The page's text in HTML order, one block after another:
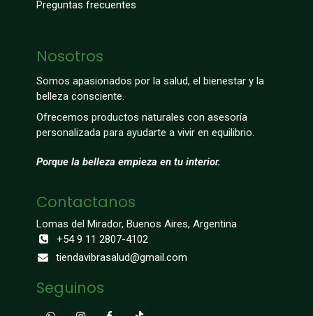
Preguntas frecuentes
Nosotros
Somos apasionados por la salud, el bienestar y la
belleza consciente.
Ofrecemos productos naturales con asesoría
personalizada para ayudarte a vivir en equilibrio.
Porque la belleza empieza en tu interior.
Contactanos
Lomas del Mirador, Buenos Aires, Argentina
+54 9 11 2807-4102
tiendavibrasalud@gmail.com
Seguinos